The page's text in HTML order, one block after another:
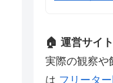
🏠 運営サイト
実際の観察や
は フリータ